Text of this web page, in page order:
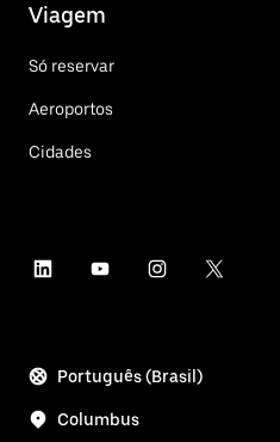
Viagem
Só reservar
Aeroportos
Cidades
Português (Brasil)
Columbus